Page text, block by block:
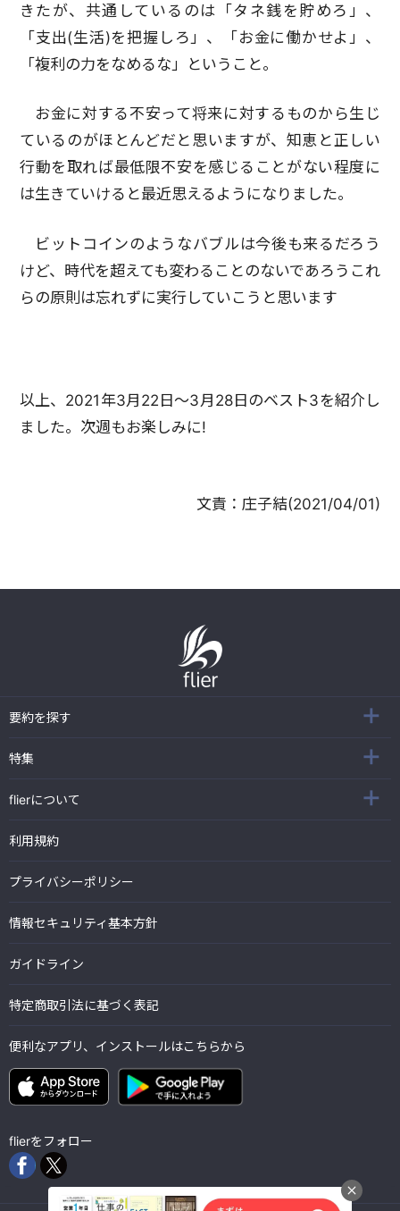
きたが、共通しているのは「タネ銭を貯めろ」、
「支出(生活)を把握しろ」、「お金に働かせよ」、
「複利の力をなめるな」ということ。
お金に対する不安って将来に対するものから生じ
ているのがほとんどだと思いますが、知恵と正しい
行動を取れば最低限不安を感じることがない程度に
は生きていけると最近思えるようになりました。
ビットコインのようなバブルは今後も来るだろう
けど、時代を超えても変わることのないであろうこれ
らの原則は忘れずに実行していこうと思います
以上、2021年3月22日～3月28日のベスト3を紹介し
ました。次週もお楽しみに!
文責： 庄子結(2021/04/01)
要約を探す
特集
flierについて
利用規約
プライバシーポリシー
情報セキュリティ基本方針
ガイドライン
特定商取引法に基づく表記
便利なアプリ、インストールはこちらから
flierをフォロー